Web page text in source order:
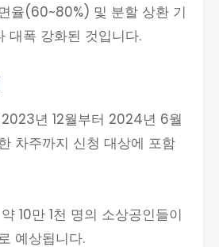
율(60~80%) 및 분할 상환 기
대폭 강화된 것입니다.
년 12월부터 2024년 6월
차주까지 신청 대상에 포함
10만 1천 명의 소상공인들이
예상됩니다.